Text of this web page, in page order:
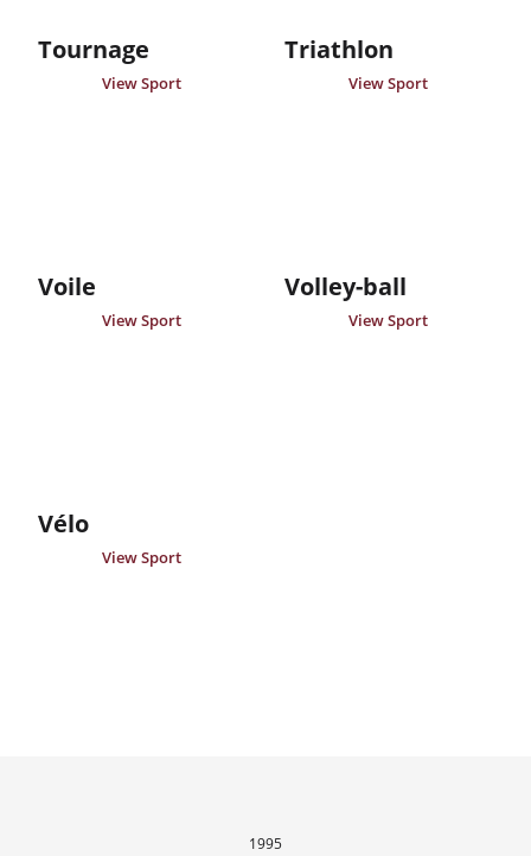
Tournage
View Sport
Triathlon
View Sport
Voile
View Sport
Volley-ball
View Sport
Vélo
View Sport
1995